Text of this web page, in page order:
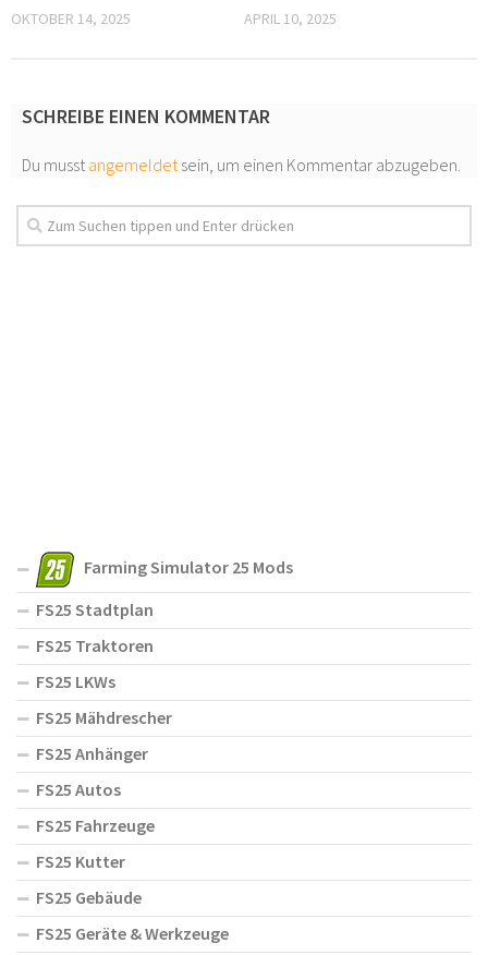
OKTOBER 14, 2025 APRIL 10, 2025
SCHREIBE EINEN KOMMENTAR
Du musstangemeldetsein, um einen Kommentar abzugeben.
Farming Simulator 25 Mods
FS25 Stadtplan
FS25 Traktoren
FS25 LKWs
FS25 Mähdrescher
FS25 Anhänger
FS25 Autos
FS25 Fahrzeuge
FS25 Kutter
FS25 Gebäude
FS25 Geräte & Werkzeuge